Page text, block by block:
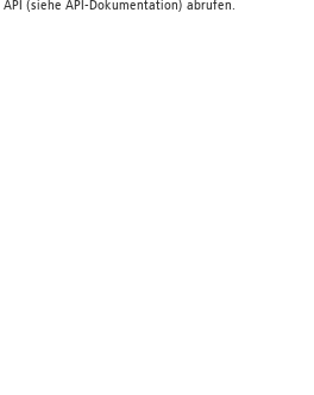
API (siehe API-Dokumentation) abrufen.